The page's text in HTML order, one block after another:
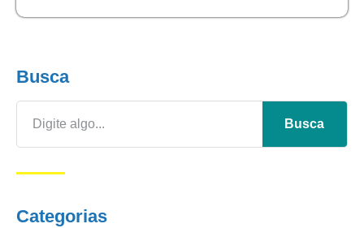
Busca
Busca
Categorias